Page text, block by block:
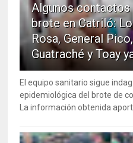
Algunos
brote en Catriló:
Rosa, General
Guatraché y Toay
El equipo sanitario sigue
epidemiológica del brote de
La información obtenida